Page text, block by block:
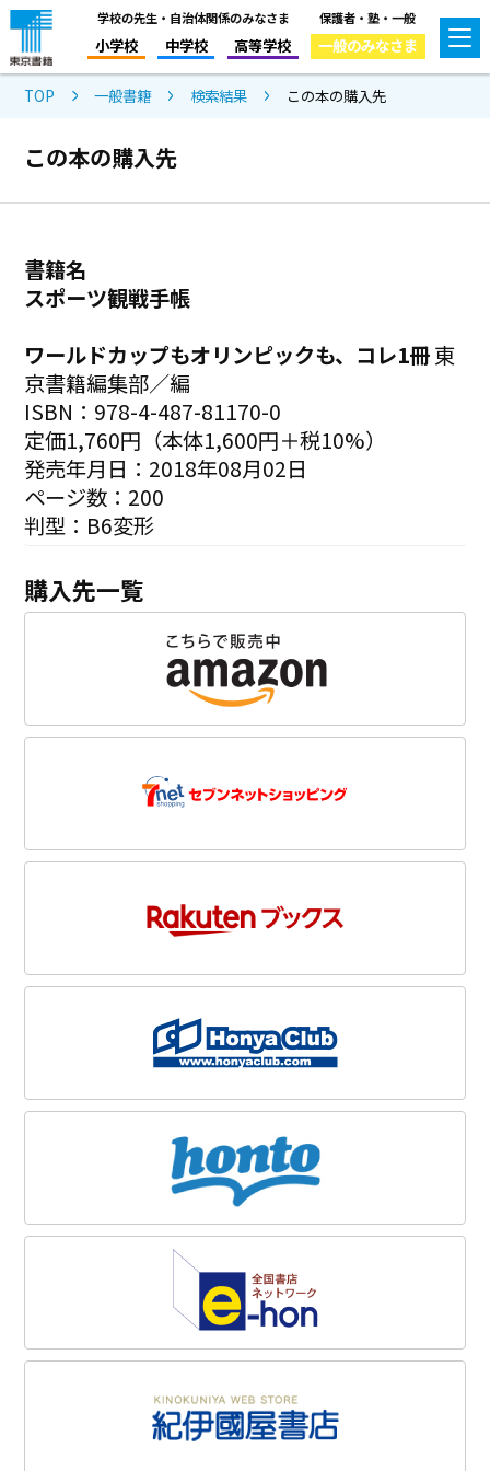
学校の先生・自治体関係のみなさま
小学校 中学校 高等学校
保護者・塾・一般
一般のみなさま
TOP 一般書籍 検索結果 この本の購入先
この本の購入先
書籍名
スポーツ観戦手帳
ワールドカップもオリンピックも、コレ1冊東
京書籍編集部／編
ISBN：978-4-487-81170-0
定価1,760円（本体1,600円＋税10%）
発売年月日：2018年08月02日
ページ数：200
判型：B6変形
購入先一覧